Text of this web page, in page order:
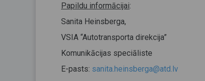
Papildu informācijai:
Sanita Heinsberga,
VSIA “Autotransporta direkcija”
Komunikācijas speciāliste
E-pasts: sanita.heinsberga@atd.lv